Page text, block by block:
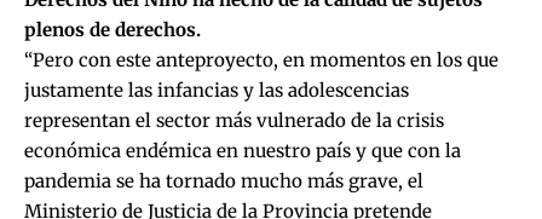
plenos de derechos.
“Pero con este anteproyecto, en momentos en los que
justamente las infancias y las adolescencias
representan el sector más vulnerado de la crisis
económica endémica en nuestro país y que con la
pandemia se ha tornado mucho más grave, el
Ministerio de Justicia de la Provincia pretende